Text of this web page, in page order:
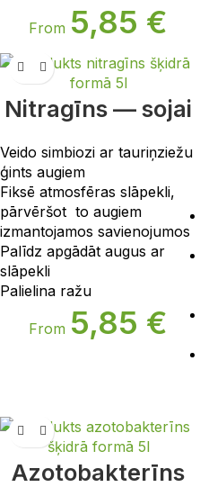
From 5,85 €
Nitragīns — sojai
Veido simbiozi ar tauriņziežu
ģints augiem
Fiksē atmosfēras slāpekli,
pārvēršot to augiem
izmantojamos savienojumos
Palīdz apgādāt augus ar
slāpekli
Palielina ražu
From 5,85 €
Azotobakterīns